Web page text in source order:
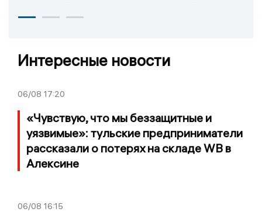
Интересные новости
06/08 17:20
«Чувствую, что мы беззащитные и
уязвимые»: тульские предприниматели
рассказали о потерях на складе WB в
Алексине
06/08 16:15